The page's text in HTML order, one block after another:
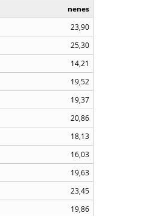
nenes
23,90
25,30
14,21
19,52
19,37
20,86
18,13
16,03
19,63
23,45
19,86